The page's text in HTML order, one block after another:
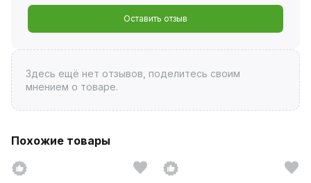
Оставить отзыв
Здесь ещё нет отзывов, поделитесь своим
мнением о товаре.
Похожие товары